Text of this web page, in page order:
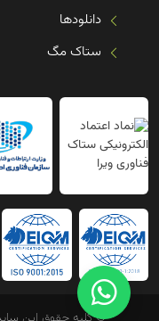
دانلودها
ستاک مگ